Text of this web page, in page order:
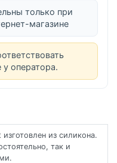
только при
магазине
оператора.
из силикона.
так и